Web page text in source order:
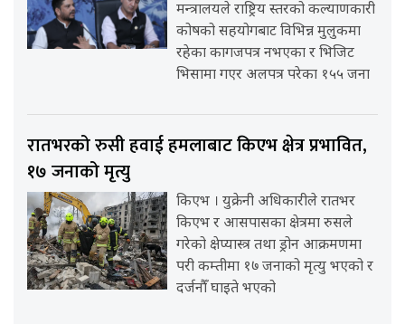
मन्त्रालयले राष्ट्रिय स्तरको कल्याणकारी
कोषको सहयोगबाट विभिन्न मुलुकमा
रहेका कागजपत्र नभएका र भिजिट
भिसामा गएर अलपत्र परेका १५५ जना
रातभरको रुसी हवाई हमलाबाट किएभ क्षेत्र प्रभावित,
१७ जनाको मृत्यु
किएभ । युक्रेनी अधिकारीले रातभर
किएभ र आसपासका क्षेत्रमा रुसले
गरेको क्षेप्यास्त्र तथा ड्रोन आक्रमणमा
परी कम्तीमा १७ जनाको मृत्यु भएको र
दर्जनौँ घाइते भएको